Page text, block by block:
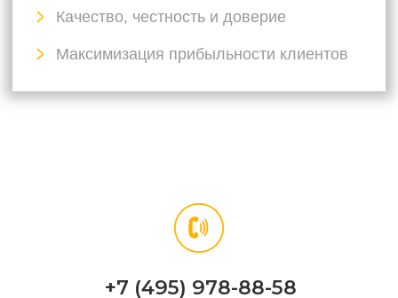
CSR
Добавки для красок и косметики
Другие спец. химические вещества
Продукты